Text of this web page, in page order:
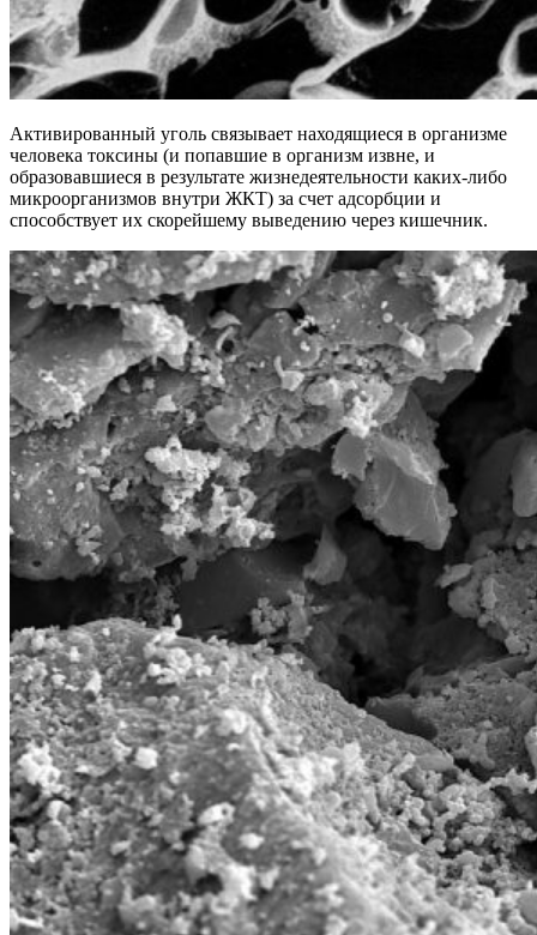
Активированный уголь связывает находящиеся в организме
человека токсины (и попавшие в организм извне, и
образовавшиеся в результате жизнедеятельности каких-либо
микроорганизмов внутри ЖКТ) за счет адсорбции и
способствует их скорейшему выведению через кишечник.